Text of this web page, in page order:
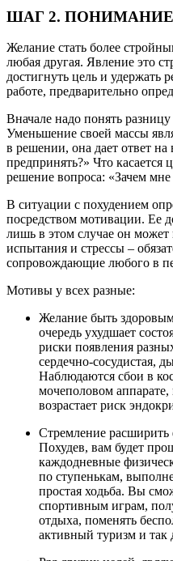
ШАГ 2.
Желание стать более
любая другая. Явление это
достигнуть цель и удержать
работе, предварительно
Вначале надо понять
Уменьшение своей массы
в решении, она дает ответ на
предпринять?» Что касается
решение вопроса: «Зачем мне
В ситуации с похудением
посредством мотивации. Ее
лишь в этом случае он может
испытания и стрессы –
сопровождающие любого в
Мотивы у всех разные:
Желание быть
очередь ухудшает
риски появления
сердечно-сосудистая,
Наблюдаются сбои в
мочеполовом
возрастает риск
Стремление расширить
Похудев, вам будет
каждодневные
по ступенькам,
простая ходьба. Вы
спортивным играм,
отдыха, поменять
активный туризм и так